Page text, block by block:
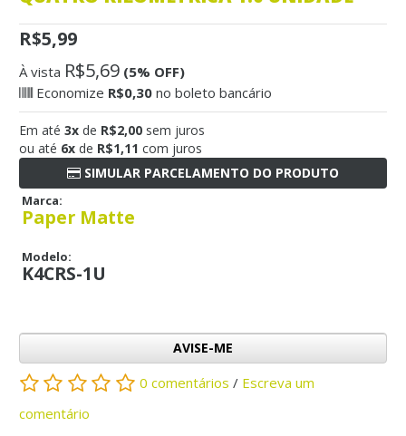
R$5,99
À vista R$5,69 (5% OFF)
Economize R$0,30 no boleto bancário
Em até 3x de R$2,00 sem juros
ou até 6x de R$1,11 com juros
SIMULAR PARCELAMENTO DO PRODUTO
Marca:
Paper Matte
Modelo:
K4CRS-1U
AVISE-ME
0 comentários / Escreva um
comentário